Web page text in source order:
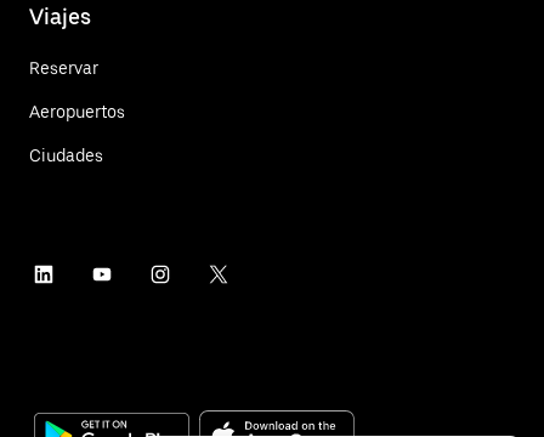
Viajes
Reservar
Aeropuertos
Ciudades